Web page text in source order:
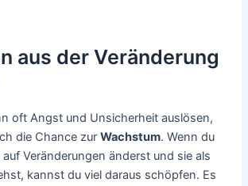
aus der Veränderung
oft Angst und Unsicherheit auslösen,
die Chance zurWachstum. Wenn du
Veränderungen änderst und sie als
kannst du viel daraus schöpfen. Es